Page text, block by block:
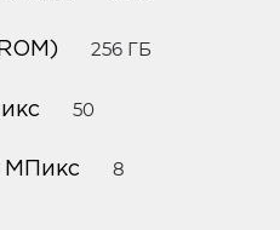
256 ГБ
50
МПикс 8